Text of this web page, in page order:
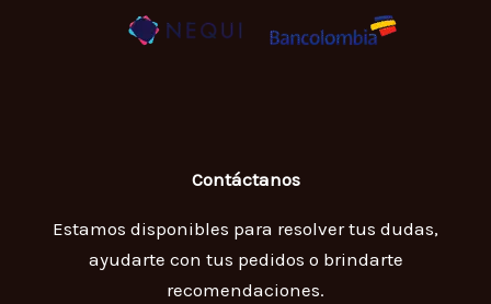
Contáctanos
Estamos disponibles para resolver tus dudas,
ayudarte con tus pedidos o brindarte
recomendaciones.